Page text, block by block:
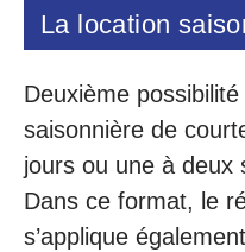
La location
Deuxième
saisonnière de
jours ou une à deux
Dans ce format, le
s’applique